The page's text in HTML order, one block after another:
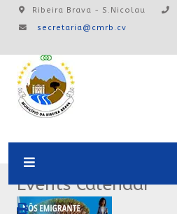
Ribeira Brava - S.Nicolau
secretaria@cmrb.cv
Events Calendar